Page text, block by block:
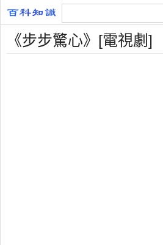
《步步驚心》[電視劇]